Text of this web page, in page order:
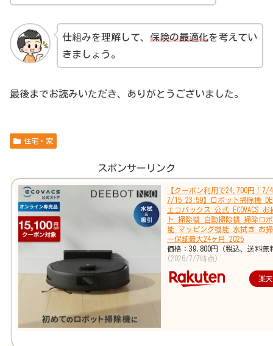
仕組みを理解して、 保険の最適化を考えてい
きましょう。
最後までお読みいただき、ありがとうございました。
住宅・家
スポンサーリンク
【クーポン利用で24,700円！7/
7/15 23:59】ロボット掃除機
エコバックス 公式 ECOVACS
ト 掃除機 自動掃除機 掃除ロ
能 マッピング機能 水拭き お
ー保証最大24ヶ月 2025
価格：39,800円（税込、送料無
(2026/7/7時点)
楽